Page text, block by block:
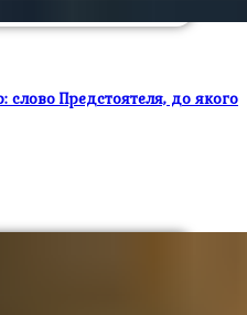
Предстоятеля, до якого